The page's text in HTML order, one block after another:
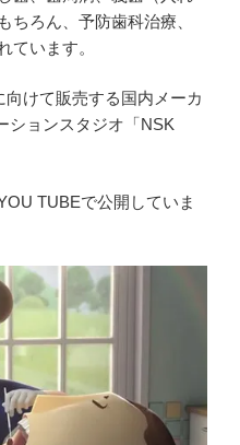
ちろん、予防歯科治療、
ています。
けて販売する国内メーカ
ションスタジオ「NSK
TUBEで公開していま